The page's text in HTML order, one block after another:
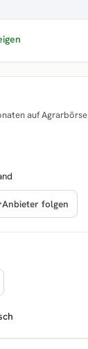
auf Agrarbörse
Anbieter folgen